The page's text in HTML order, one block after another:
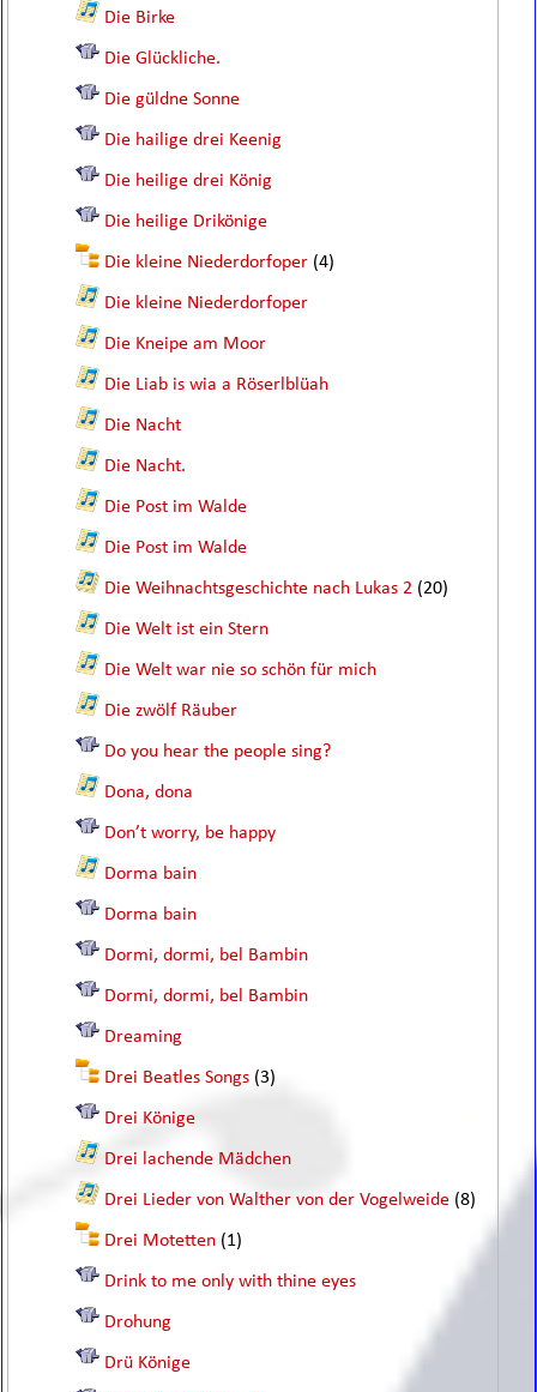
Die Birke
Die Glückliche.
Die güldne Sonne
Die hailige drei Keenig
Die heilige drei König
Die heilige Drikönige
Die kleine Niederdorfoper (4)
Die kleine Niederdorfoper
Die Kneipe am Moor
Die Liab is wia a Röserlblüah
Die Nacht
Die Nacht.
Die Post im Walde
Die Post im Walde
Die Weihnachtsgeschichte nach Lukas 2 (20)
Die Welt ist ein Stern
Die Welt war nie so schön für mich
Die zwölf Räuber
Do you hear the people sing?
Dona, dona
Don’t worry, be happy
Dorma bain
Dorma bain
Dormi, dormi, bel Bambin
Dormi, dormi, bel Bambin
Dreaming
Drei Beatles Songs (3)
Drei Könige
Drei lachende Mädchen
Drei Lieder von Walther von der Vogelweide (8)
Drei Motetten (1)
Drink to me only with thine eyes
Drohung
Drü Könige